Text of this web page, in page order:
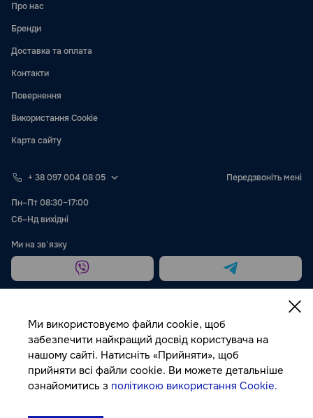
Про нас
Бренди
Доставка та оплата
Контакти
Повернення
Використання Cookie
Карта сайту
+ 38 097 004 08 05 Передзвоніть мені
Пн–Пт 08:30–17:00
Сб–Нд вихідні
Ми на звʼязку
© Autocolor, 2026
Публічна оферта
Ми використовуємо файли cookie, щоб
забезпечити найкращий досвід користувача на
нашому сайті. Натисніть «Прийняти», щоб
прийняти всі файли cookie. Ви можете детальніше
ознайомитись з політикою використання Cookie.